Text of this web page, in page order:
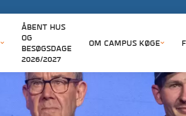
ÅBENT HUS
OG
BESØGSDAGE
2026/2027
OM CAMPUS KØGE